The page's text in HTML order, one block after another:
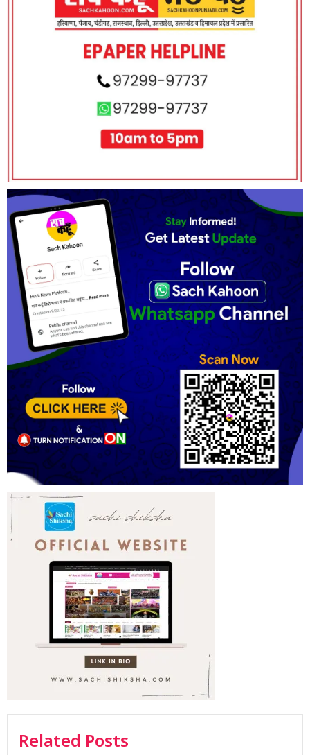
Related Posts